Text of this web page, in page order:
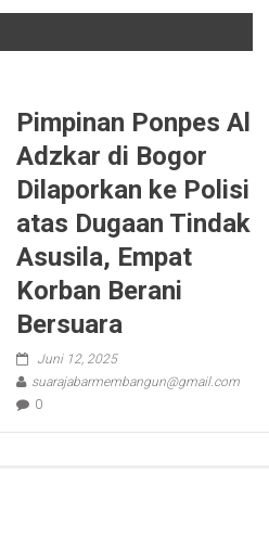
Pimpinan Ponpes Al
Adzkar di Bogor
Dilaporkan ke Polisi
atas Dugaan Tindak
Asusila, Empat
Korban Berani
Bersuara
Juni 12, 2025
suarajabarmembangun@gmail.com
0